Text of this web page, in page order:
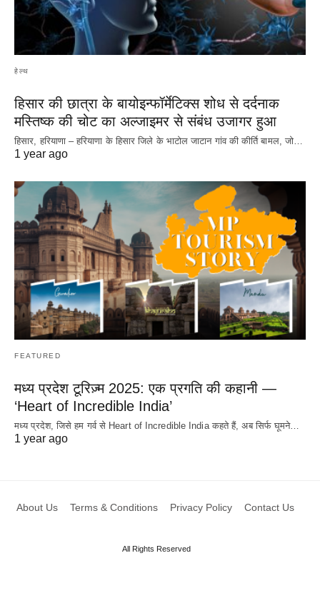
हेल्थ
हिसार की छात्रा के बायोइन्फॉर्मेटिक्स शोध से दर्दनाक
मस्तिष्क की चोट का अल्जाइमर से संबंध उजागर हुआ
हिसार, हरियाणा – हरियाणा के हिसार जिले के भाटोल जाटान गांव की कीर्ति बामल, जो…
1 year ago
FEATURED
मध्य प्रदेश टूरिज़्म 2025: एक प्रगति की कहानी —
‘Heart of Incredible India’
मध्य प्रदेश, जिसे हम गर्व से Heart of Incredible India कहते हैं, अब सिर्फ घूमने…
1 year ago
About Us Terms & Conditions Privacy Policy Contact Us
All Rights Reserved